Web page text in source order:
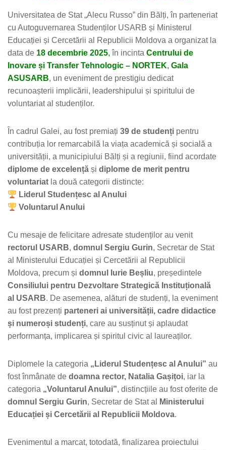
Universitatea de Stat „Alecu Russo” din Bălți, în parteneriat
cu Autoguvernarea Studenților USARB și Ministerul
Educației și Cercetării al Republicii Moldova a organizat la
data de 18 decembrie 2025, în incinta Centrului de
Inovare și Transfer Tehnologic – NORTEK, Gala
ASUSARB, un eveniment de prestigiu dedicat
recunoașterii implicării, leadershipului și spiritului de
voluntariat al studenților.
În cadrul Galei, au fost premiați 39 de studenți pentru
contribuția lor remarcabilă la viața academică și socială a
universității, a municipiului Bălți și a regiunii, fiind acordate
diplome de excelență și diplome de merit pentru
voluntariat la două categorii distincte:
Liderul Studențesc al Anului
Voluntarul Anului
Cu mesaje de felicitare adresate studenților au venit
rectorul USARB, domnul Sergiu Gurin, Secretar de Stat
al Ministerului Educației și Cercetării al Republicii
Moldova, precum și domnul Iurie Beșliu, președintele
Consiliului pentru Dezvoltare Strategică Instituțională
al USARB. De asemenea, alături de studenți, la eveniment
au fost prezenți parteneri ai universității, cadre didactice
și numeroși studenți, care au susținut și aplaudat
performanța, implicarea și spiritul civic al laureaților.
Diplomele la categoria „Liderul Studențesc al Anului” au
fost înmânate de doamna rector, Natalia Gașițoi, iar la
categoria „Voluntarul Anului”, distincțiile au fost oferite de
domnul Sergiu Gurin, Secretar de Stat al
Ministerului
Educației și Cercetării al Republicii Moldova.
Evenimentul a marcat, totodată, finalizarea proiectului